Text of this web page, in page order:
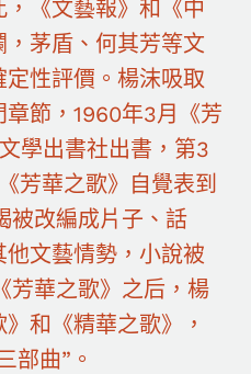
《文藝報》和《中
茅盾、何其芳等文
性評價。楊沫吸取
節，1960年3月《芳
學出書社出書，第3
芳華之歌》自覺表到
被改編成片子、話
文藝情勢，小說被
芳華之歌》之后，楊
和《精華之歌》，
部曲”。